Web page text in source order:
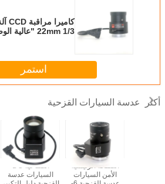
22mm 1/3 "عالية الوضوح
استمر
أكثر عدسة السيارات القزحية
الصناعية DC
السيارات عدسة
الصفحة الرئيسية
الأمن السيارات